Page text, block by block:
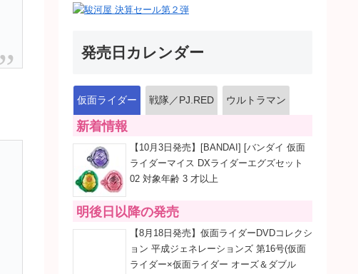
発売日カレンダー
仮面ライダー 戦隊／PJ.RED ウルトラマン
新着情報
【10月3日発売】[BANDAI] [バンダイ 仮面
ライダーマイス DXライダーエグズセット
02 対象年齢 3 才以上
明後日以降の発売
【8月18日発売】仮面ライダーDVDコレクシ
ョン 平成ジェネレーションズ 第16号(仮面
ライダー×仮面ライダー オーズ＆ダブル